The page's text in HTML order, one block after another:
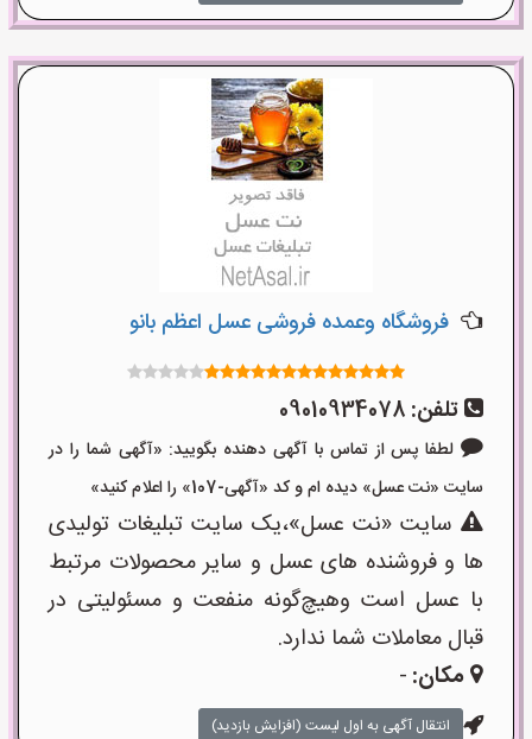
فروشگاه وعمده فروشی عسل اعظم بانو
تلفن: 09010934078
لطفا پس از تماس با آگهی دهنده بگویید: «آگهی شما را در
سایت «نت عسل» دیده ام و کد «آگهی-107» را اعلام کنید»
سایت «نت عسل»،یک سایت تبلیغات تولیدی
ها و فروشنده های عسل و سایر محصولات مرتبط
با عسل است وهیچ‌گونه منفعت و مسئولیتی در
قبال معاملات شما ندارد.
مکان: -
انتقال آگهی به اول لیست (افزایش بازدید)